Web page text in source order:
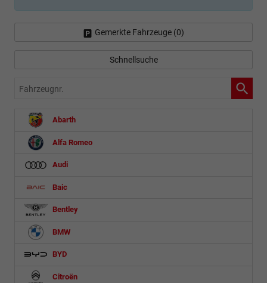
Gemerkte Fahrzeuge (0)
Schnellsuche
Fahrzeugnr.
Abarth
Alfa Romeo
Audi
Baic
Bentley
BMW
BYD
Citroën